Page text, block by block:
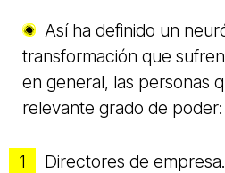
Así ha definido un
transformación que
en general, las personas
relevante grado de poder:
Directores de empresa.